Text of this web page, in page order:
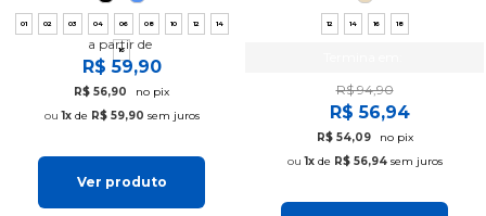
01 02 03 04 06 08 10 12 14
16
a partir de
R$ 59,90
R$ 56,90
no pix
1xde R$ 59,90 sem juros
Ver produto
12 14 16 18
R$ 94,90
R$ 56,94
R$ 54,09
no pix
1xde R$ 56,94sem juros